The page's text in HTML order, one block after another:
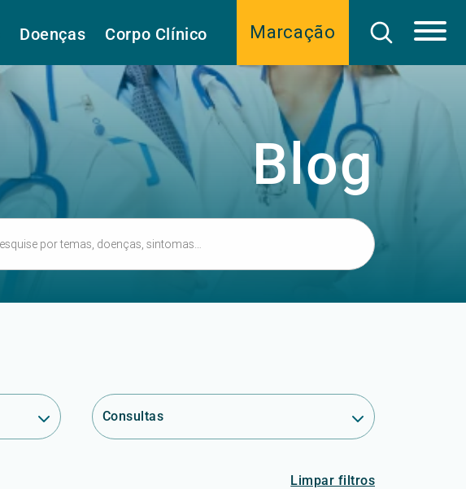
Marcação
Doenças Corpo Clínico
Blog
Consultas
Limpar filtros